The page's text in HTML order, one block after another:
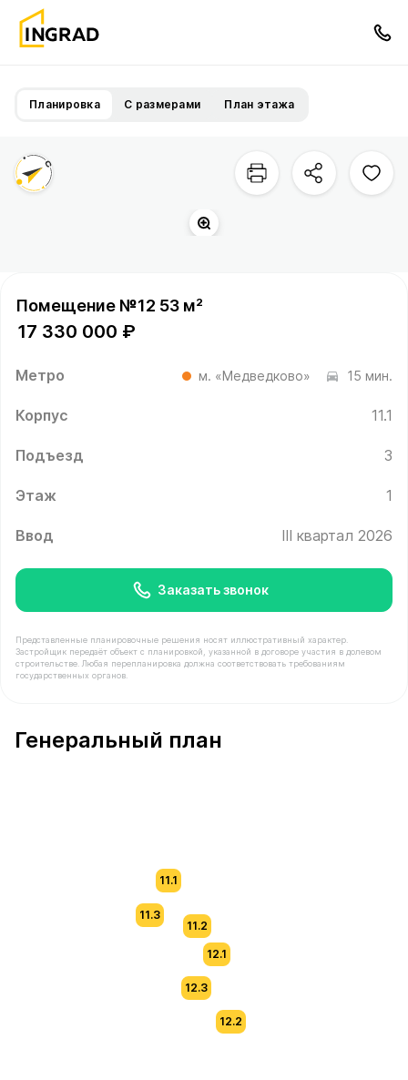
Планировка С размерами План этажа
Помещение №12 53 м²
17 330 000 ₽
Метро м. «Медведково» 15 мин.
Корпус 11.1
Подъезд 3
Этаж 1
Ввод III квартал 2026
Заказать звонок
Представленные планировочные решения носят иллюстративный характер.
Застройщик передаёт объект с планировкой, указанной в договоре участия в долевом
строительстве. Любая перепланировка должна соответствовать требованиям
государственных органов.
Генеральный план
11.3
11.1
11.2
12.1
12.2
12.3